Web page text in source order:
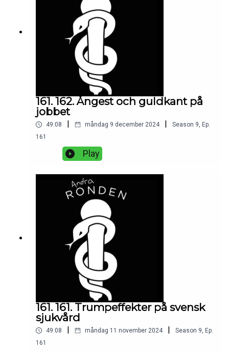
161. 162. Ångest och guldkant på
jobbet
49:08 måndag 9 december 2024 Season 9, Ep.
161
Play
161. 161. Trumpeffekter på svensk
sjukvård
49:08 måndag 11 november 2024 Season 9, Ep.
161